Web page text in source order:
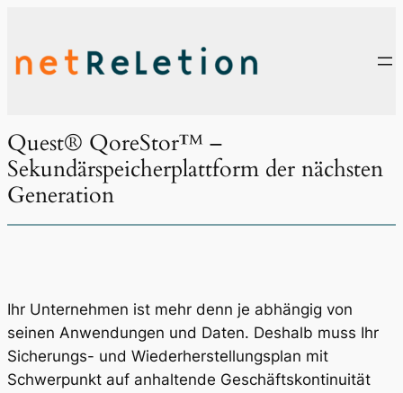
springen
Quest® QoreStor™ –
Sekundärspeicherplattform der nächsten
Generation
Ihr Unternehmen ist mehr denn je abhängig von
seinen Anwendungen und Daten. Deshalb muss Ihr
Sicherungs- und Wiederherstellungsplan mit
Schwerpunkt auf anhaltende Geschäftskontinuität